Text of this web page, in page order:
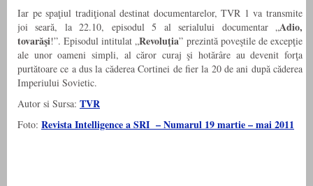
Iar pe spaţiul tradiţional destinat documentarelor, TVR 1 va transmite
joi seară, la 22.10, episodul 5 al serialului documentar „Adio,
tovarăşi!”. Episodul intitulat „Revoluţia” prezintă poveştile de excepţie
ale unor oameni simpli, al căror curaj şi hotărâre au devenit forţa
purtătoare ce a dus la căderea Cortinei de fier la 20 de ani după căderea
Imperiului Sovietic.
Autor si Sursa: TVR
Foto: Revista Intelligence a SRI – Numarul 19 martie – mai 2011